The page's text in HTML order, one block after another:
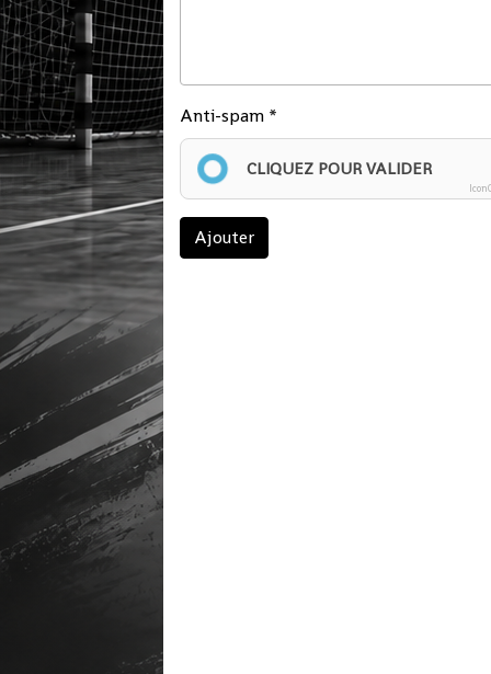
Anti-spam
CLIQUEZ POUR VALIDER
Ajouter